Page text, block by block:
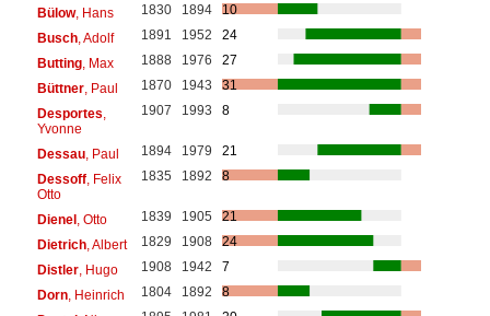
Bülow, Hans 1830 1894
10
Busch, Adolf 1891 1952
24
Butting, Max 1888 1976
27
Büttner, Paul 1870 1943
31
Desportes
Yvonne
1907 1993 8
Dessau, Paul 1894 1979
21
Dessoff, Felix
Otto
1835 1892 8
Dienel, Otto 1839 1905
21
Dietrich, Albert 1829 1908
24
Distler, Hugo 1908 1942
7
Dorn, Heinrich 1804 1892
8